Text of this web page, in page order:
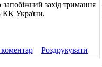
запобіжний захід тримання
КК України.
Роздрукувати